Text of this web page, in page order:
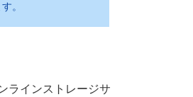
。
ラインストレージサ